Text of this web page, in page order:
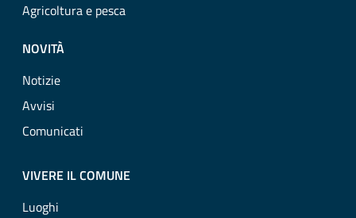
Agricoltura e pesca
NOVITÀ
Notizie
Avvisi
Comunicati
VIVERE IL COMUNE
Luoghi